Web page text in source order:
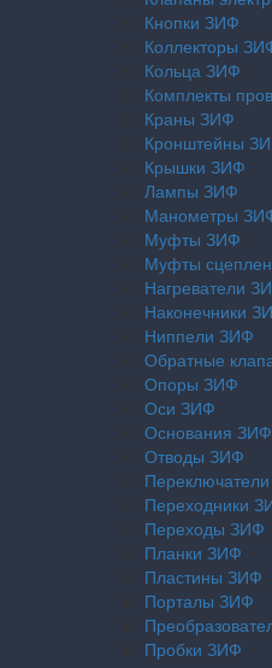
Кнопки ЗИФ
Коллекторы
Кольца ЗИФ
Комплекты
Краны ЗИФ
Кронштейны
Крышки ЗИФ
Лампы ЗИФ
Манометры
Муфты ЗИФ
Муфты
Нагреватели
Наконечники
Ниппели ЗИФ
Обратные
Опоры ЗИФ
Оси ЗИФ
Основания ЗИФ
Отводы ЗИФ
Переходники
Переходы ЗИФ
Планки ЗИФ
Пластины ЗИФ
Порталы ЗИФ
Пробки ЗИФ